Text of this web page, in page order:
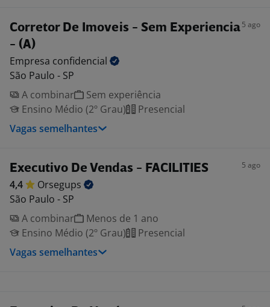
Corretor De Imoveis - Sem Experiencia
- (A)
5 ago
Empresa confidencial
São Paulo - SP
A combinar
Sem experiência
Ensino Médio (2º Grau)
Presencial
Vagas semelhantes
Executivo De Vendas - FACILITIES 5 ago
4,4
Orsegups
São Paulo - SP
A combinar
Menos de 1 ano
Ensino Médio (2º Grau)
Presencial
Vagas semelhantes